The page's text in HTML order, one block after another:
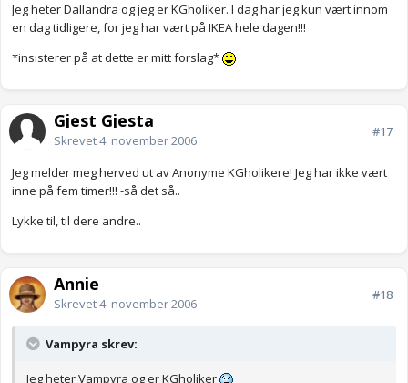
Jeg heter Dallandra og jeg er KGholiker. I dag har jeg kun vært innom
en dag tidligere, for jeg har vært på IKEA hele dagen!!!
*insisterer på at dette er mitt forslag*
Gjest Gjesta
Skrevet4. november 2006
#17
Jeg melder meg herved ut av Anonyme KGholikere! Jeg har ikke vært
inne på fem timer!!! -så det så..
Lykke til, til dere andre..
Annie
Skrevet4. november 2006
#18
Vampyra skrev:
Jeg heter Vampyra og er KGholiker